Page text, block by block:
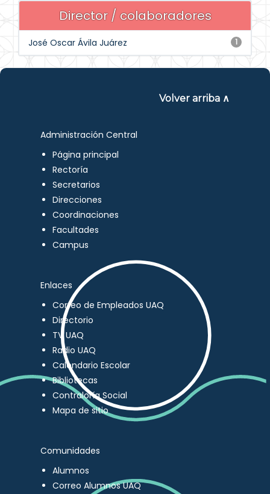
Director / colaboradores
1
José Oscar Ávila Juárez
Volver arriba ∧
Administración Central
Página principal
Rectoría
Secretarios
Direcciones
Coordinaciones
Facultades
Campus
Enlaces
Correo de Empleados UAQ
Directorio
TV UAQ
Radio UAQ
Calendario Escolar
Bibliotecas
Contraloría Social
Mapa de sitio
Comunidades
Alumnos
Correo Alumnos UAQ